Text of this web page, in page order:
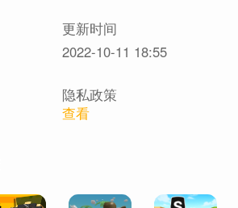
更新时间
2022-10-11 18:55
隐私政策
查看